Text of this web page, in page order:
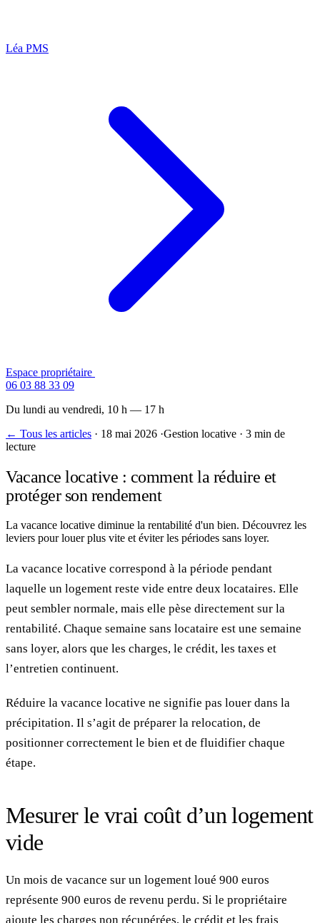
Léa PMS
Espace propriétaire
06 03 88 33 09
Du lundi au vendredi, 10 h — 17 h
← Tous les articles · 18 mai 2026 ·Gestion locative · 3 min de
lecture
Vacance locative : comment la réduire et
protéger son rendement
La vacance locative diminue la rentabilité d'un bien. Découvrez les
leviers pour louer plus vite et éviter les périodes sans loyer.
La vacance locative correspond à la période pendant
laquelle un logement reste vide entre deux locataires. Elle
peut sembler normale, mais elle pèse directement sur la
rentabilité. Chaque semaine sans locataire est une semaine
sans loyer, alors que les charges, le crédit, les taxes et
l’entretien continuent.
Réduire la vacance locative ne signifie pas louer dans la
précipitation. Il s’agit de préparer la relocation, de
positionner correctement le bien et de fluidifier chaque
étape.
Mesurer le vrai coût d’un logement
vide
Un mois de vacance sur un logement loué 900 euros
représente 900 euros de revenu perdu. Si le propriétaire
ajoute les charges non récupérées, le crédit et les frais